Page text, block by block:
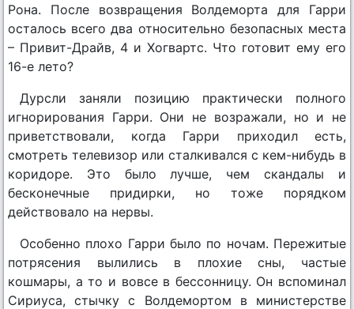
Рона. После возвращения Волдеморта для Гарри
осталось всего два относительно безопасных места
– Привит-Драйв, 4 и Хогвартс. Что готовит ему его
16-е лето?
Дурсли заняли позицию практически полного
игнорирования Гарри. Они не возражали, но и не
приветствовали, когда Гарри приходил есть,
смотреть телевизор или сталкивался с кем-нибудь в
коридоре. Это было лучше, чем скандалы и
бесконечные придирки, но тоже порядком
действовало на нервы.
Особенно плохо Гарри было по ночам. Пережитые
потрясения вылились в плохие сны, частые
кошмары, а то и вовсе в бессонницу. Он вспоминал
Сириуса, стычку с Волдемортом в министерстве